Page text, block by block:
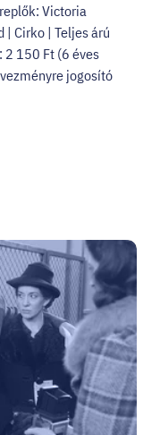
Victoria
| Cirko | Teljes árú
2 150 Ft (6 éves
jogosító